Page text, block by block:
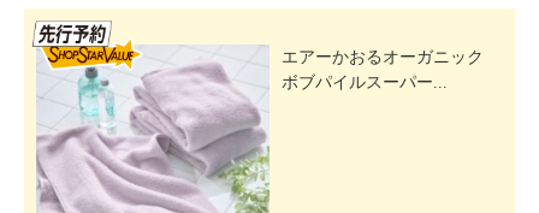
エアーかおるオーガニック
ボブパイルスーパー...